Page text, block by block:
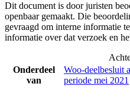
Dit document is door juristen
openbaar gemaakt. Die
gevraagd om interne informatie
informatie over dat verzoek en
Onderdeel
van
Woo-deelbesluit
periode mei 2021